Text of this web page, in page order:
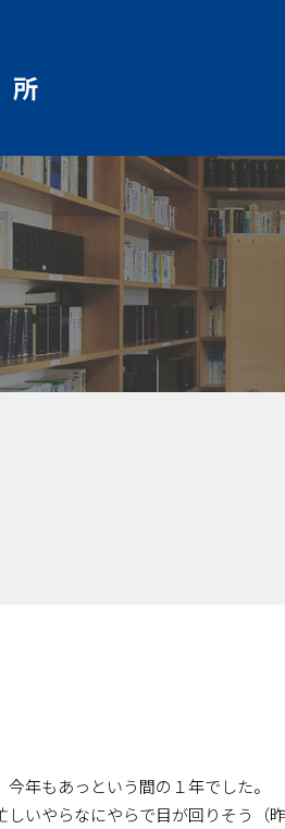
年もあっという間の１年でした。
いやらなにやらで目が回りそう（